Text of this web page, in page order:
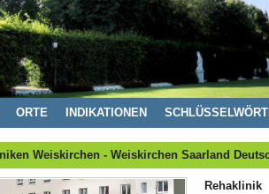
ORTE INDIKATIONEN
Weiskirchen - Weiskirchen Saarland
Rehaklinik